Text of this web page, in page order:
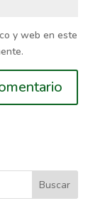
y web en este